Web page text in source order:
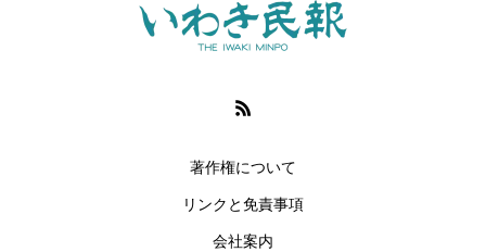
著作権について
リンクと免責事項
会社案内